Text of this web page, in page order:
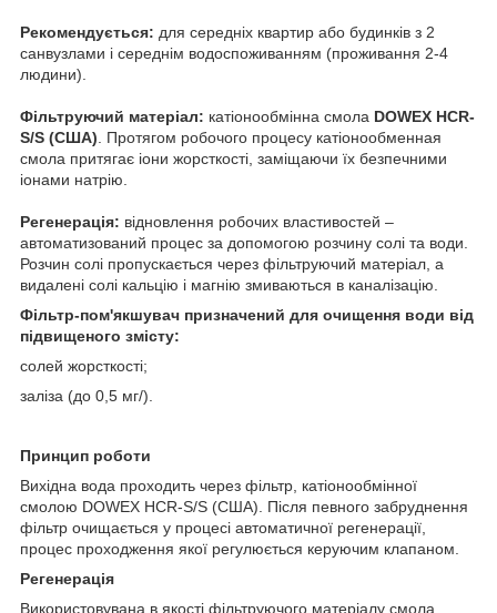
Рекомендується: для середніх квартир або будинків з 2
санвузлами і середнім водоспоживанням (проживання 2-4
людини).
Фільтруючий матеріал: катіонообмінна смола DOWEX HCR-
S/S (США) . Протягом робочого процесу катіонообменная
смола притягає іони жорсткості, заміщаючи їх безпечними
іонами натрію.
Регенерація: відновлення робочих властивостей –
автоматизований процес за допомогою розчину солі та води.
Розчин солі пропускається через фільтруючий матеріал, а
видалені солі кальцію і магнію змиваються в каналізацію.
Фільтр-пом'якшувач призначений для очищення води від
підвищеного змісту:
солей жорсткості;
заліза (до 0,5 мг/).
Принцип роботи
Вихідна вода проходить через фільтр, катіонообмінної
смолою DOWEX HCR-S/S (США). Після певного забруднення
фільтр очищається у процесі автоматичної регенерації,
процес проходження якої регулюється керуючим клапаном.
Регенерація
Використовувана в якості фільтруючого матеріалу смола